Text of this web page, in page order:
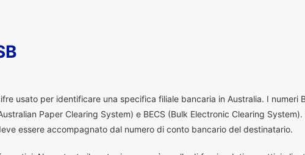
usato per identificare una specifica filiale bancaria in Australia. I numeri
Paper Clearing System) e BECS (Bulk Electronic Clearing System).
essere accompagnato dal numero di conto bancario del destinatario.